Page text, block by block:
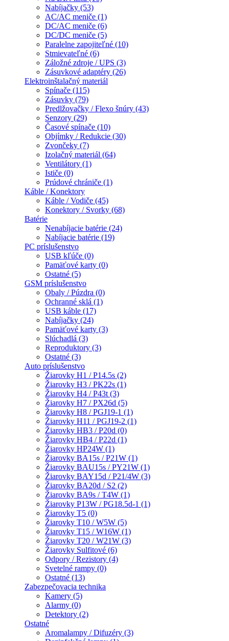
Nabíjačky (53)
AC/AC meniče (1)
DC/AC meniče (6)
DC/DC meniče (5)
Paralelne zapojiteľné (10)
Stmievateľné (6)
Záložné zdroje / UPS (3)
Zásuvkové adaptéry (26)
Elektroinštalačný materiál
Spínače (115)
Zásuvky (79)
Predlžovačky / Flexo šnúry (43)
Senzory (29)
Časové spínače (10)
Objímky / Redukcie (30)
Zvončeky (7)
Izolačný materiál (64)
Ventilátory (1)
Ističe (0)
Prúdové chrániče (1)
Káble / Konektory
Káble / Vodiče (45)
Konektory / Svorky (68)
Batérie
Nenabíjacie batérie (24)
Nabíjacie batérie (19)
PC príslušenstvo
USB kľúče (0)
Pamäťové karty (0)
Ostatné (5)
GSM príslušenstvo
Obaly / Púzdra (0)
Ochranné sklá (1)
USB káble (17)
Nabíjačky (24)
Pamäťové karty (3)
Slúchadlá (3)
Reproduktory (3)
Ostatné (3)
Auto príslušenstvo
Žiarovky H1 / P14.5s (2)
Žiarovky H3 / PK22s (1)
Žiarovky H4 / P43t (3)
Žiarovky H7 / PX26d (5)
Žiarovky H8 / PGJ19-1 (1)
Žiarovky H11 / PGJ19-2 (1)
Žiarovky HB3 / P20d (0)
Žiarovky HB4 / P22d (1)
Žiarovky HP24W (1)
Žiarovky BA15s / P21W (1)
Žiarovky BAU15s / PY21W (1)
Žiarovky BAY15d / P21/4W (3)
Žiarovky BA20d / S2 (2)
Žiarovky BA9s / T4W (1)
Žiarovky P13W / PG18.5d-1 (1)
Žiarovky T5 (0)
Žiarovky T10 / W5W (5)
Žiarovky T15 / W16W (1)
Žiarovky T20 / W21W (3)
Žiarovky Sulfitové (6)
Odpory / Rezistory (4)
Svetelné rampy (0)
Ostatné (13)
Zabezpečovacia technika
Kamery (5)
Alarmy (0)
Detektory (2)
Ostatné
Aromalampy / Difuzéry (3)